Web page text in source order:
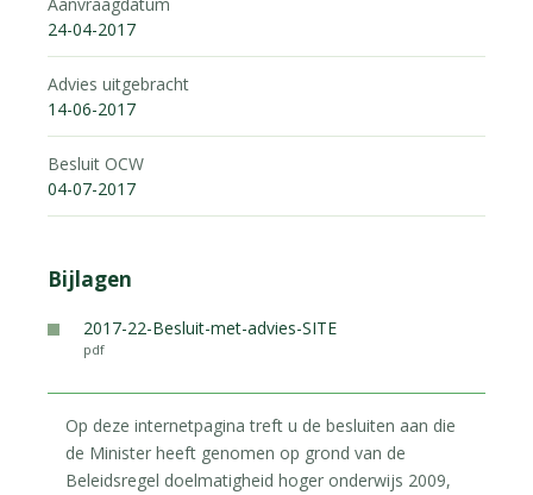
24-04-2017
Advies uitgebracht
14-06-2017
Besluit OCW
04-07-2017
Bijlagen
2017-22-Besluit-met-advies-SITE
pdf
Op deze internetpagina treft u de besluiten aan die
de Minister heeft genomen op grond van de
Beleidsregel doelmatigheid hoger onderwijs 2009,